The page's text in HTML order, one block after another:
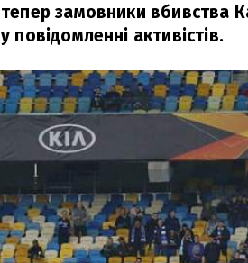
тепер замовники вбивства
у повідомленні активістів.